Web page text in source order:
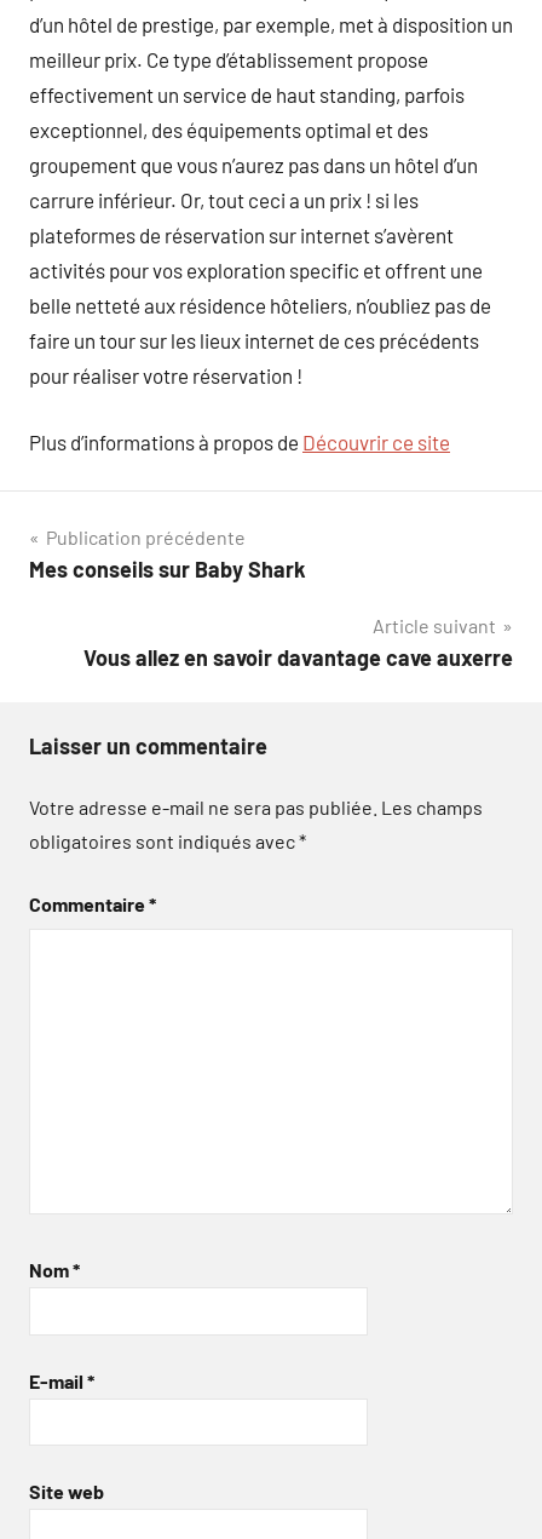
d’un hôtel de prestige, par exemple, met à disposition un
meilleur prix. Ce type d’établissement propose
effectivement un service de haut standing, parfois
exceptionnel, des équipements optimal et des
groupement que vous n’aurez pas dans un hôtel d’un
carrure inférieur. Or, tout ceci a un prix ! si les
plateformes de réservation sur internet s’avèrent
activités pour vos exploration specific et offrent une
belle netteté aux résidence hôteliers, n’oubliez pas de
faire un tour sur les lieux internet de ces précédents
pour réaliser votre réservation !
Plus d’informations à propos de Découvrir ce site
Navigation
de
Publication précédente
Mes conseils sur Baby Shark
Article suivant
Vous allez en savoir davantage cave auxerre
Laisser un commentaire
Votre adresse e-mail ne sera pas publiée. Les champs
obligatoires sont indiqués avec*
Commentaire*
Nom*
E-mail *
Site web